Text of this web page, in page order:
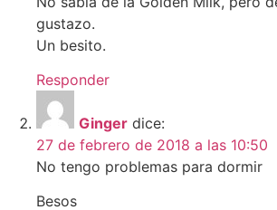
gustazo.
Un besito.
Responder
Ginger dice:
27 de febrero de 2018 a las 10:50
No tengo problemas para dormir
Besos